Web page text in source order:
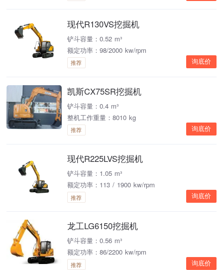
现代R130VS挖掘机
铲斗容量：0.52 m³
额定功率：98/2000 kw/rpm
推荐 询底价
凯斯CX75SR挖掘机
铲斗容量：0.4 m³
整机工作重量：8010 kg
推荐 询底价
现代R225LVS挖掘机
铲斗容量：1.05 m³
额定功率：113 / 1900 kw/rpm
推荐 询底价
龙工LG6150挖掘机
铲斗容量：0.56 m³
额定功率：86/2200 kw/rpm
推荐 询底价